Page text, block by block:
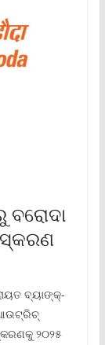
ବ୍ୟାଙ୍କ୍‌-
୨୦୨୫